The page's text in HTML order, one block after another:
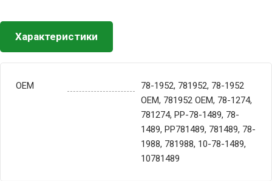
Характеристики
OEM
78-1952, 781952, 78-1952
OEM, 781952 OEM, 78-1274,
781274, PP-78-1489, 78-
1489, PP781489, 781489, 78-
1988, 781988, 10-78-1489,
10781489